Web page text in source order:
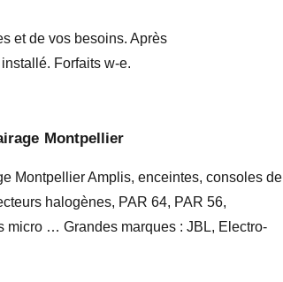
et de vos besoins. Après
Forfaits w-e.
Montpellier
Montpellier Amplis, enceintes, consoles de
halogènes, PAR 64, PAR 56,
micro … Grandes marques : JBL, Electro-